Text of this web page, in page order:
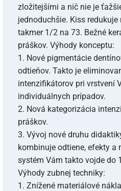
zložitejšími a nič nie je
jednoduchšie. Kiss
takmer 1/2 na 73. Bežné
práškov. Výhody konceptu:
1. Nové pigmentácie
odtieňov. Takto je
intenzifikátorov pri vrstvení
individuálnych prípadov.
2. Nová kategorizácia
práškov.
3. Vývoj nové druhu
kombinuje odtiene, efekty a
systém Vám takto vojde do
Výhody zubnej techniky:
1. Znížené materiálové